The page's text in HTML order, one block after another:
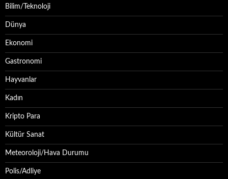
Bilim/Teknoloji
Dünya
Ekonomi
Gastronomi
Hayvanlar
Kadın
Kripto Para
Kültür Sanat
Meteoroloji/Hava Durumu
Polis/Adliye